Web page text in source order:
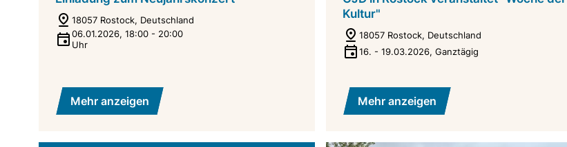
18057 Rostock, Deutschland
06.01.2026, 18:00 - 20:00
Uhr
Mehr anzeigen
Kultur"
18057 Rostock, Deutschland
16. - 19.03.2026, Ganztägig
Mehr anzeigen